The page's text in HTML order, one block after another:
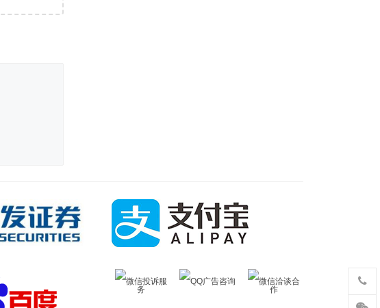
微信投诉服
务
QQ广告咨询
微信洽谈合
作